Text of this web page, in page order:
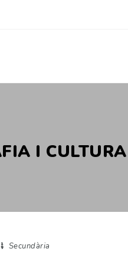
I
Secundària